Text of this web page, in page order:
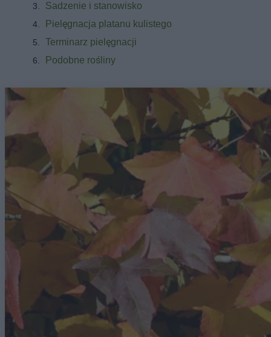
Sadzenie i stanowisko
Pielęgnacja platanu kulistego
Terminarz pielęgnacji
Podobne rośliny